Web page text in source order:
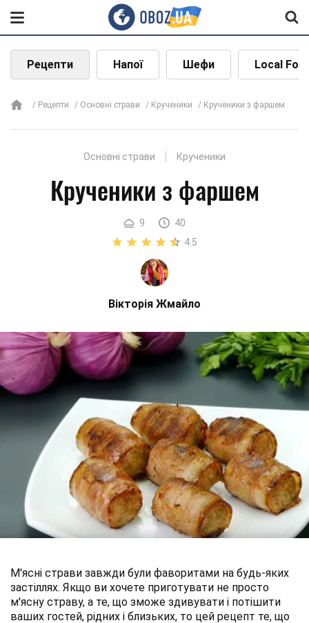
Рецепти Напої Шефи Local
Рецепти Основні страви Крученики Крученики з фаршем
Основні страви Крученики
Крученики з фаршем
9
40
4.5
Вікторія Жмайло
М'ясні страви завжди були фаворитами на будь-яких
застіллях. Якщо ви хочете приготувати не просто
м'ясну страву, а те, що зможе здивувати і потішити
ваших гостей, рідних і близьких, то цей рецепт те, що